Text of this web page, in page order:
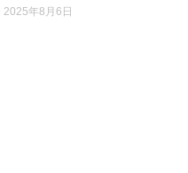
2025年8月6日